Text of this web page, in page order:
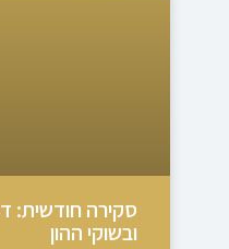
ובשוקי ההון